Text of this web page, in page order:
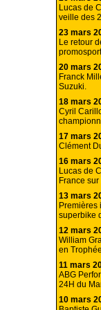
Lucas de
veille des
23 mars
Le retour
20 mars
Franck
Suzuki.
18 mars
Cyril
17 mars
Clément
16 mars
Lucas de
France
13 mars
Premières
superbike
12 mars
William
en
11 mars
ABG
24H du
10 mars